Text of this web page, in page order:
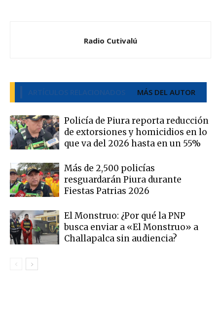
Radio Cutivalú
ARTÍCULOS RELACIONADOS MÁS DEL AUTOR
Policía de Piura reporta reducción
de extorsiones y homicidios en lo
que va del 2026 hasta en un 55%
Más de 2,500 policías
resguardarán Piura durante
Fiestas Patrias 2026
El Monstruo: ¿Por qué la PNP
busca enviar a «El Monstruo» a
Challapalca sin audiencia?